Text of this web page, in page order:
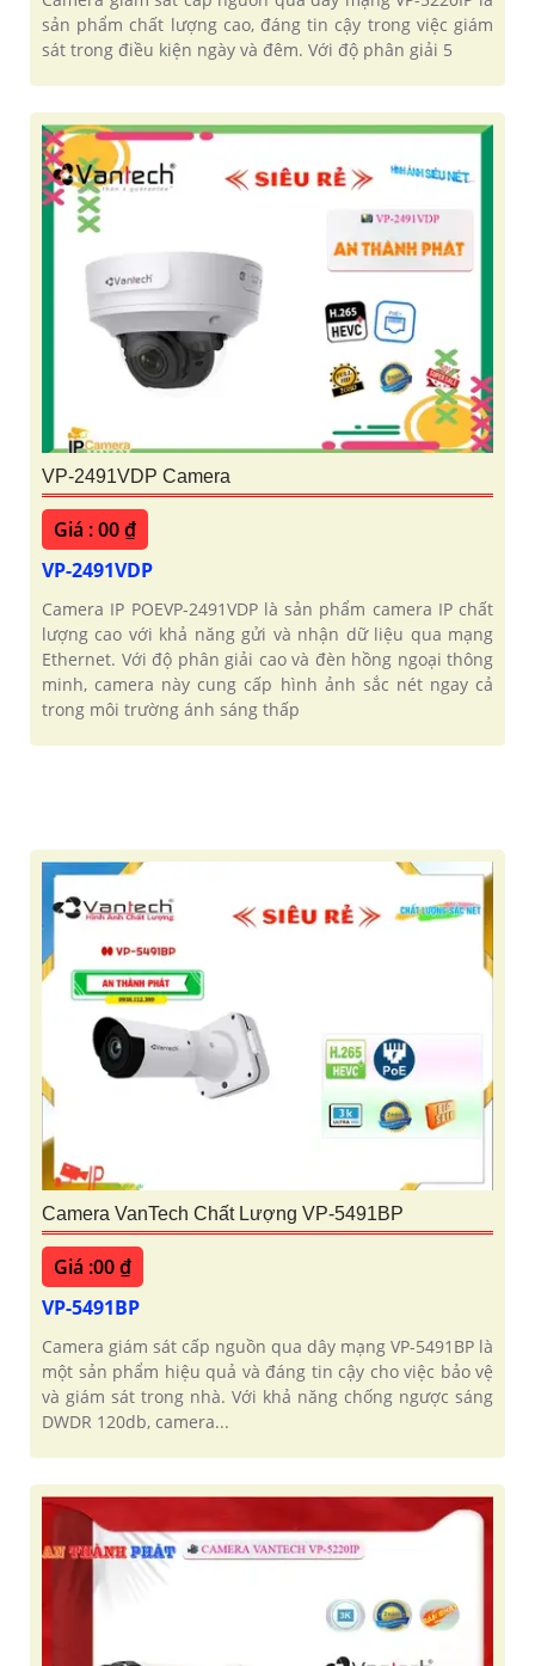
sản phẩm chất lượng cao, đáng tin cậy trong việc giám
sát trong điều kiện ngày và đêm. Với độ phân giải 5
VP-2491VDP Camera
Giá : 00 ₫
VP-2491VDP
Camera IP POEVP-2491VDP là sản phẩm camera IP chất
lượng cao với khả năng gửi và nhận dữ liệu qua mạng
Ethernet. Với độ phân giải cao và đèn hồng ngoại thông
minh, camera này cung cấp hình ảnh sắc nét ngay cả
trong môi trường ánh sáng thấp
Camera VanTech Chất Lượng VP-5491BP
Giá :00 ₫
VP-5491BP
Camera giám sát cấp nguồn qua dây mạng VP-5491BP là
một sản phẩm hiệu quả và đáng tin cậy cho việc bảo vệ
và giám sát trong nhà. Với khả năng chống ngược sáng
DWDR 120db, camera...